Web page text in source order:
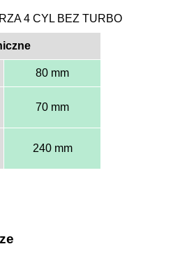
4 CYL BEZ TURBO
80 mm
70 mm
240 mm